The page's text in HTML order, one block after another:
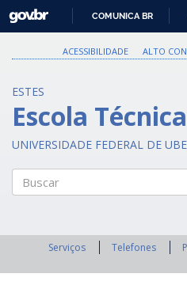
O
GOVBR
COMUNICA BR
ACESSIBILIDADE ALTO
ESTES
Escola
UNIVERSIDADE FEDERAL DE
Serviços Telefones